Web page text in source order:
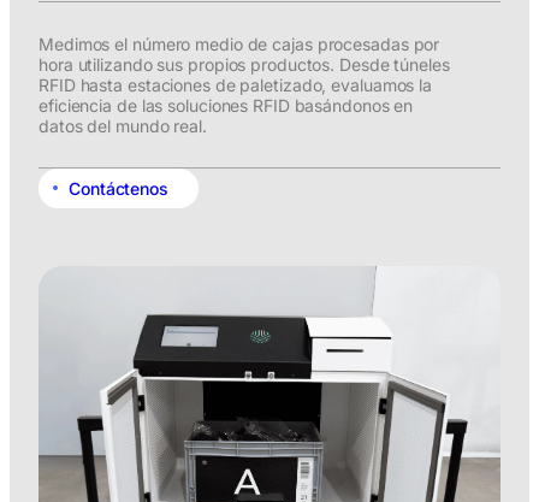
Medimos el número medio de cajas procesadas por
hora utilizando sus propios productos. Desde túneles
RFID hasta estaciones de paletizado, evaluamos la
eficiencia de las soluciones RFID basándonos en
datos del mundo real.
Contáctenos